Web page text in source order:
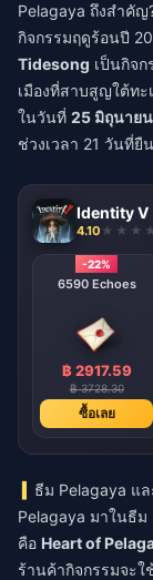
Pelagaya ถึงสำคัญ
กิจกรรมฤดูร้อนปี
Tidesong เป็นกิจ
เมืองที่สาบสูญใต้ทะ
ในวันที่ 25 มิถุนายน
ช่วงเวลา 21 วันที่
Identity V
4.10
-22%
6590 Echoes
฿ 2917.59
฿ 3728.30
ซื้อเลย
ธีม Pelagaya แ
Pelagaya มาในธีม
คือ Heart of
ร้านค้ากิจกรรมจะใ